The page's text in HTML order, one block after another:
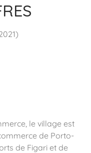
le village est
de Porto-
de Figari et de